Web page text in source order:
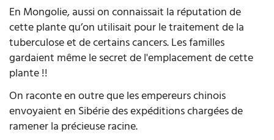
En Mongolie, aussi on connaissait la réputation de
cette plante qu’on utilisait pour le traitement de la
tuberculose et de certains cancers. Les familles
gardaient même le secret de l'emplacement de cette
plante !!
On raconte en outre que les empereurs chinois
envoyaient en Sibérie des expéditions chargées de
ramener la précieuse racine.